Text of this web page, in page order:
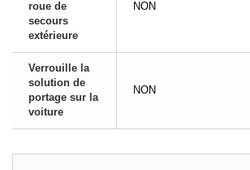
roue de
secours
extérieure
NON
Verrouille la
solution de
portage sur la
voiture
NON